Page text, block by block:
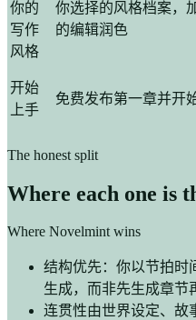
你的
写作
风格
你选择的风格档案，
的编辑润色
开始
上手
免费发布第一章并开
The honest split
Where each one is
Where Novelmint wins
结构优先：你以节拍时
生成，而非先生成章节
连贯性由世界设定、故